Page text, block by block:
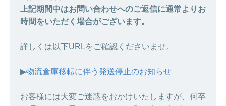
上記期間中はお問い合わせへのご返信に通常よりお
時間をいただく場合がございます。
詳しくは以下URLをご確認くださいませ。
▶︎物流倉庫移転に伴う発送停止のお知らせ
お客様には大変ご迷惑をおかけいたしますが、何卒